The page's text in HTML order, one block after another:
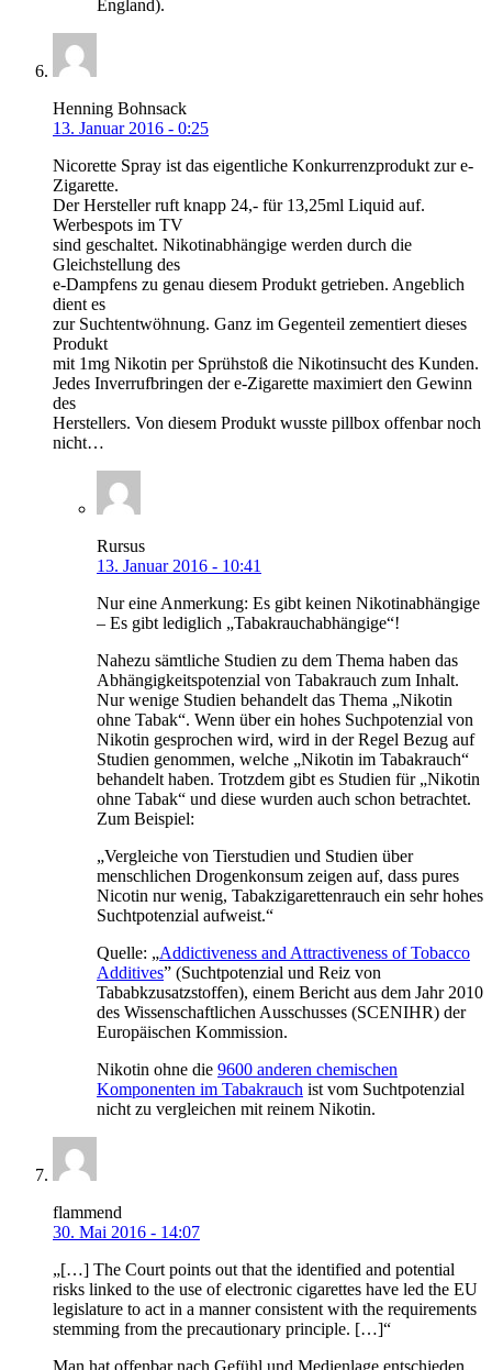
England).
Henning Bohnsack
13. Januar 2016 - 0:25
Nicorette Spray ist das eigentliche Konkurrenzprodukt zur e-
Zigarette.
Der Hersteller ruft knapp 24,- für 13,25ml Liquid auf.
Werbespots im TV
sind geschaltet. Nikotinabhängige werden durch die
Gleichstellung des
e-Dampfens zu genau diesem Produkt getrieben. Angeblich
dient es
zur Suchtentwöhnung. Ganz im Gegenteil zementiert dieses
Produkt
mit 1mg Nikotin per Sprühstoß die Nikotinsucht des Kunden.
Jedes Inverrufbringen der e-Zigarette maximiert den Gewinn
des
Herstellers. Von diesem Produkt wusste pillbox offenbar noch
nicht…
Rursus
13. Januar 2016 - 10:41
Nur eine Anmerkung: Es gibt keinen Nikotinabhängige
– Es gibt lediglich „Tabakrauchabhängige“!
Nahezu sämtliche Studien zu dem Thema haben das
Abhängigkeitspotenzial von Tabakrauch zum Inhalt.
Nur wenige Studien behandelt das Thema „Nikotin
ohne Tabak“. Wenn über ein hohes Suchpotenzial von
Nikotin gesprochen wird, wird in der Regel Bezug auf
Studien genommen, welche „Nikotin im Tabakrauch“
behandelt haben. Trotzdem gibt es Studien für „Nikotin
ohne Tabak“ und diese wurden auch schon betrachtet.
Zum Beispiel:
„Vergleiche von Tierstudien und Studien über
menschlichen Drogenkonsum zeigen auf, dass pures
Nicotin nur wenig, Tabakzigarettenrauch ein sehr hohes
Suchtpotenzial aufweist.“
Quelle: „Addictiveness and Attractiveness of Tobacco
Additives” (Suchtpotenzial und Reiz von
Tababkzusatzstoffen), einem Bericht aus dem Jahr 2010
des Wissenschaftlichen Ausschusses (SCENIHR) der
Europäischen Kommission.
Nikotin ohne die 9600 anderen chemischen
Komponenten im Tabakrauch ist vom Suchtpotenzial
nicht zu vergleichen mit reinem Nikotin.
flammend
30. Mai 2016 - 14:07
„[…] The Court points out that the identified and potential
risks linked to the use of electronic cigarettes have led the EU
legislature to act in a manner consistent with the requirements
stemming from the precautionary principle. […]“